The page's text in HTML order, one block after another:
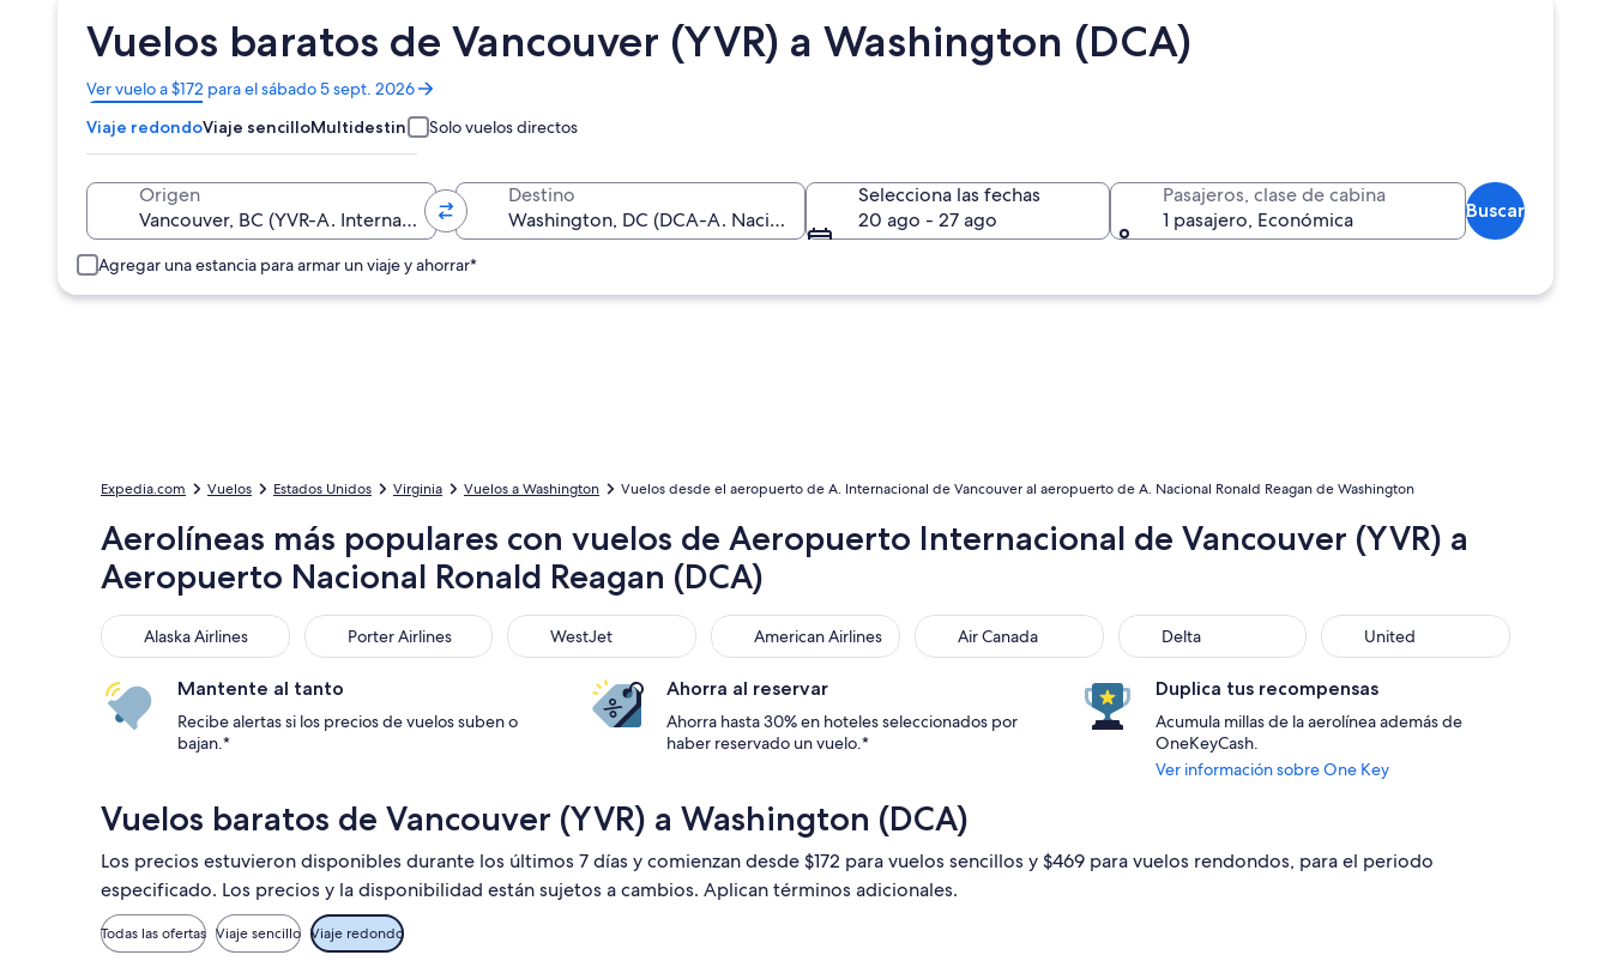
Vuelos baratos de Vancouver (YVR) a Washington (DCA)
Ver vuelo a $172 para el sábado 5 sept. 2026
Se
abrirá
en
una
ventana
Viaje redondoViaje sencilloMultidestino Solo vuelos directos
Origen Destino
Selecciona las fechas
20 ago - 27 ago
Pasajeros, clase de cabina
1 pasajero, Económica
Buscar
Agregar una estancia para armar un viaje y ahorrar*
Expedia.com Vuelos Estados Unidos Virginia Vuelos a Washington Vuelos desde el aeropuerto de A. Internacional de Vancouver al aeropuerto de A. Nacional Ronald Reagan de Washington
Aerolíneas más populares con vuelos de Aeropuerto Internacional de Vancouver (YVR) a
Aeropuerto Nacional Ronald Reagan (DCA)
Alaska Airlines
Alaska Airlines Porter Airlines
Porter Airlines WestJet
WestJet American Airlines
American Airlines Air Canada
Air Canada Delta
Delta United
United
Mantente al tanto
Recibe alertas si los precios de vuelos suben o
bajan.*
Ahorra al reservar
Ahorra hasta 30% en hoteles seleccionados por
haber reservado un vuelo.*
Duplica tus recompensas
Acumula millas de la aerolínea además de
OneKeyCash.
Ver información sobre One Key
Vuelos baratos de Vancouver (YVR) a Washington (DCA)
Los precios estuvieron disponibles durante los últimos 7 días y comienzan desde $172 para vuelos sencillos y $469 para vuelos rendondos, para el periodo
especificado. Los precios y la disponibilidad están sujetos a cambios. Aplican términos adicionales.
Todas las ofertas Viaje sencillo Viaje redondo